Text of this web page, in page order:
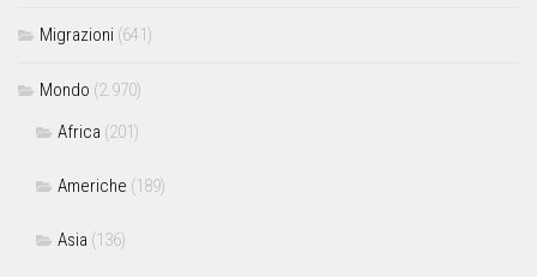
Migrazioni (641)
Mondo (2.970)
Africa (201)
Americhe (189)
Asia (136)